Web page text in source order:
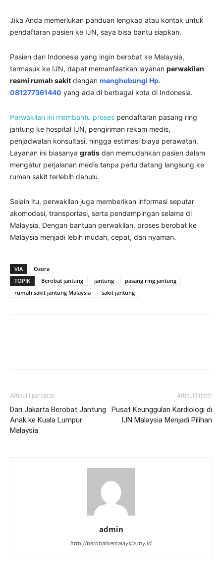
Jika Anda memerlukan panduan lengkap atau kontak untuk
pendaftaran pasien ke IJN, saya bisa bantu siapkan.
Pasien dari Indonesia yang ingin berobat ke Malaysia,
termasuk ke IJN, dapat memanfaatkan layanan perwakilan
resmi rumah sakit dengan menghubungi Hp.
081277361440 yang ada di berbagai kota di Indonesia.
Perwakilan ini membantu proses pendaftaran pasang ring
jantung ke hospital IJN, pengiriman rekam medis,
penjadwalan konsultasi, hingga estimasi biaya perawatan.
Layanan ini biasanya gratis dan memudahkan pasien dalam
mengatur perjalanan medis tanpa perlu datang langsung ke
rumah sakit terlebih dahulu.
Selain itu, perwakilan juga memberikan informasi seputar
akomodasi, transportasi, serta pendampingan selama di
Malaysia. Dengan bantuan perwakilan, proses berobat ke
Malaysia menjadi lebih mudah, cepat, dan nyaman.
VIA
Ozora
TOPIK
Berobat jantung jantung
pasang ring jantung
rumah sakit jantung Malaysia
sakit jantung
Artikulli paraprak
Dari Jakarta Berobat Jantung
Anak ke Kuala Lumpur
Malaysia
Artikulli tjetër
Pusat Keunggulan Kardiologi di
IJN Malaysia Menjadi Pilihan
admin
http://berobatkemalaysia.my.id